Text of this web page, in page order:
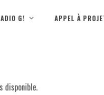
G! APPEL À
disponible.